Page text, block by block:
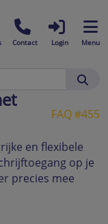
Contact Login Menu
FAQ #455
en flexibele
op je
precies mee